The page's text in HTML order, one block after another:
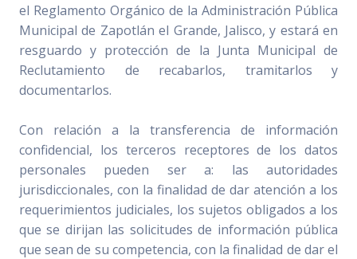
el Reglamento Orgánico de la Administración Pública
Municipal de Zapotlán el Grande, Jalisco, y estará en
resguardo y protección de la Junta Municipal de
Reclutamiento de recabarlos, tramitarlos y
documentarlos.
Con relación a la transferencia de información
confidencial, los terceros receptores de los datos
personales pueden ser a: las autoridades
jurisdiccionales, con la finalidad de dar atención a los
requerimientos judiciales, los sujetos obligados a los
que se dirijan las solicitudes de información pública
que sean de su competencia, con la finalidad de dar el